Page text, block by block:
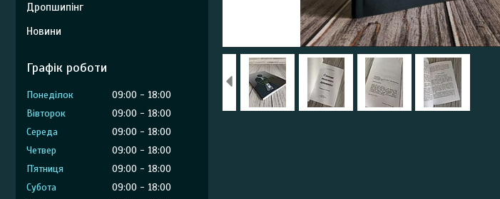
Дропшипінг
Новини
Графік роботи
Понеділок 09:00
18:00
Вівторок
09:00
18:00
Середа
09:00
18:00
Четвер
09:00
18:00
Пʼятниця
09:00
18:00
Субота
09:00
18:00